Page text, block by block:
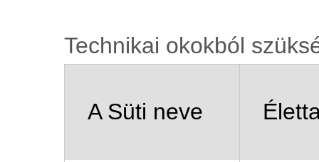
Technikai okokból
A Süti neve